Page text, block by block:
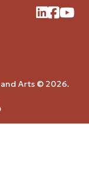
Arts © 2026.